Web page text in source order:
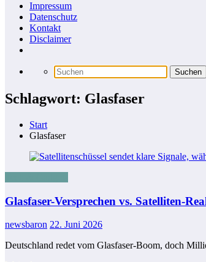
Impressum
Datenschutz
Kontakt
Disclaimer
Schlagwort: Glasfaser
Start
Glasfaser
Glasfaser-Versprechen vs. Satelliten-
newsbaron 22. Juni 2026
Deutschland redet vom Glasfaser-Boom, doch